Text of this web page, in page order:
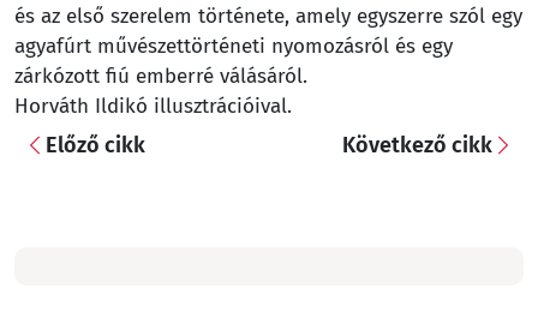
és az első szerelem története, amely egyszerre szól egy
agyafúrt művészettörténeti nyomozásról és egy
zárkózott fiú emberré válásáról.
Horváth Ildikó illusztrációival.
Előző cikk Következő cikk